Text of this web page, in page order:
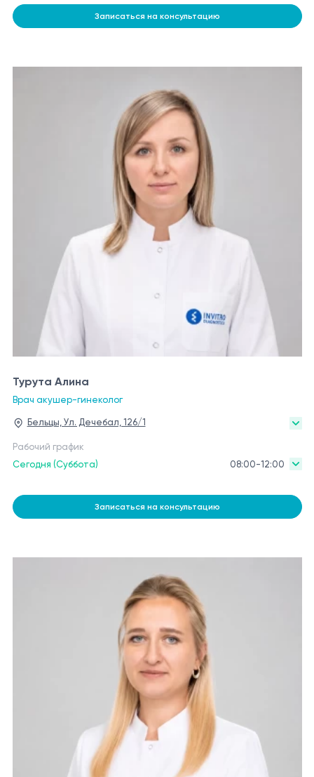
Записаться на консультацию
Турута Алина
Врач акушер-гинеколог
Бельцы, Ул. Дечебал, 126/1
Рабочий график
Сегодня (Суббота)
08:00-12:00
Записаться на консультацию